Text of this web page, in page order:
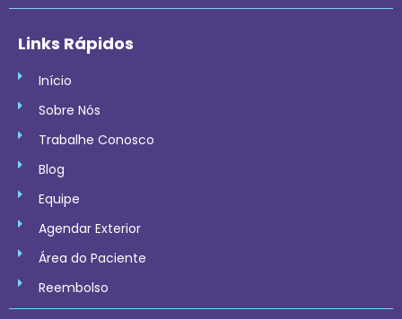
Links Rápidos
Início
Sobre Nós
Trabalhe Conosco
Blog
Equipe
Agendar Exterior
Área do Paciente
Reembolso